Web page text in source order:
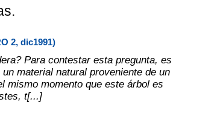
2, dic1991)
Para contestar esta pregunta, es
material natural proveniente de un
mismo momento que este árbol es
t[...]